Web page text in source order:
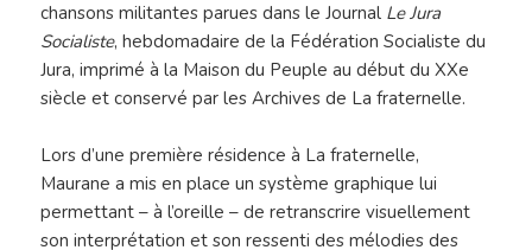
chansons militantes parues dans le Journal Le Jura
Socialiste, hebdomadaire de la Fédération Socialiste du
Jura, imprimé à la Maison du Peuple au début du XXe
siècle et conservé par les Archives de La fraternelle.
Lors d’une première résidence à La fraternelle,
Maurane a mis en place un système graphique lui
permettant – à l’oreille – de retranscrire visuellement
son interprétation et son ressenti des mélodies des